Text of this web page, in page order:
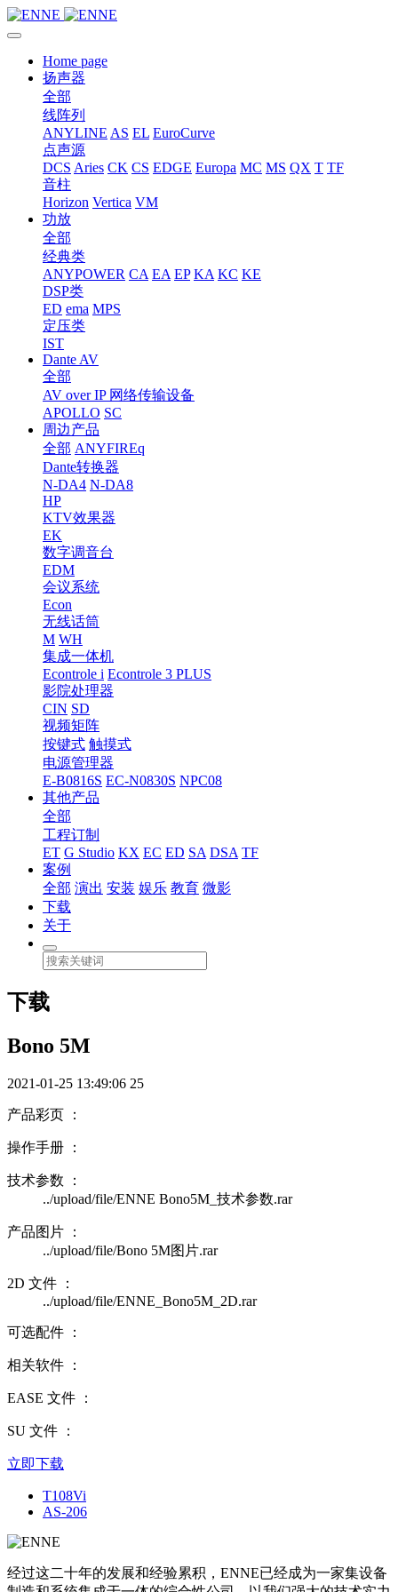
Home page
扬声器
全部
线阵列
ANYLINE AS EL EuroCurve
点声源
DCS Aries CK CS EDGE Europa MC MS QX T TF
音柱
Horizon Vertica VM
功放
全部
经典类
ANYPOWER CA EA EP KA KC KE
DSP类
ED ema MPS
定压类
IST
Dante AV
全部
AV over IP 网络传输设备
APOLLO SC
周边产品
全部 ANYFIREq
Dante转换器
N-DA4 N-DA8
HP
KTV效果器
EK
数字调音台
EDM
会议系统
Econ
无线话筒
M WH
集成一体机
Econtrole i Econtrole 3 PLUS
影院处理器
CIN SD
视频矩阵
按键式 触摸式
电源管理器
E-B0816S EC-N0830S NPC08
其他产品
全部
工程订制
ET G Studio KX EC ED SA DSA TF
案例
全部 演出 安装 娱乐 教育 微影
下载
关于
下载
Bono 5M
2021-01-25 13:49:06 25
产品彩页 ：
操作手册 ：
技术参数 ：
../upload/file/ENNE Bono5M_技术参数.rar
产品图片 ：
../upload/file/Bono 5M图片.rar
2D 文件 ：
../upload/file/ENNE_Bono5M_2D.rar
可选配件 ：
相关软件 ：
EASE 文件 ：
SU 文件 ：
立即下载
T108Vi
AS-206
经过这二十年的发展和经验累积，ENNE已经成为一家集设备